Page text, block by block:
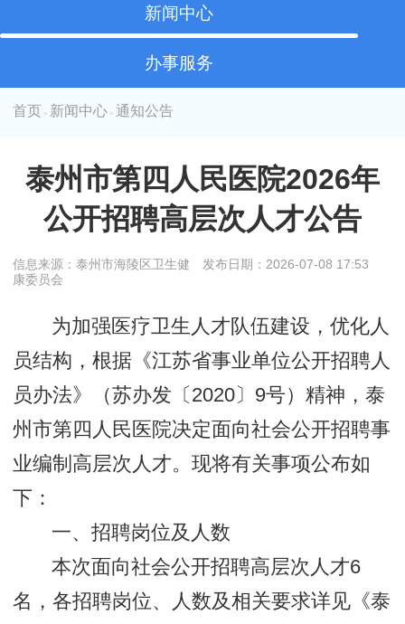
新闻中心
办事服务
首页 > 新闻中心 > 通知公告
泰州市第四人民医院2026年
公开招聘高层次人才公告
信息来源：泰州市海陵区卫生健
康委员会
发布日期：2026-07-08 17:53
为加强医疗卫生人才队伍建设，优化人
员结构，根据《江苏省事业单位公开招聘人
员办法》（苏办发〔2020〕9号）精神，泰
州市第四人民医院决定面向社会公开招聘事
业编制高层次人才。现将有关事项公布如
下：
一、招聘岗位及人数
本次面向社会公开招聘高层次人才6
名，各招聘岗位、人数及相关要求详见《泰